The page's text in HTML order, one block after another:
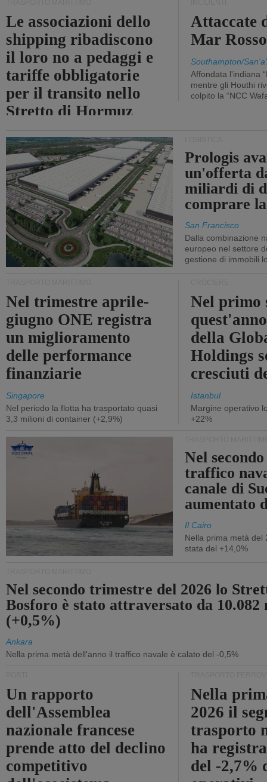
Le associazioni dello
shipping ribadiscono
il loro no a pedaggi e
tariffe obbligatorie
per il transito nello
Stretto di Hormuz
Attaccate
Mar Rosso
Southampton/
Affondata l'indiana
mentre gli Houthi
colpito la “NCC
Prologis
un'offerta
miliardi di
comprare
San Francisco
Dalla combinazione
europeo nel settore
gestione di immobili
Nel trimestre aprile-
giugno ONE registra
un miglioramento
delle performance
finanziarie
Singapore
Nel periodo la flotta ha trasportato quasi
3,3 milioni di container (+2,9%)
Nel primo
della
Holdings
cresciuti
Istanbul
Margine operativo
+22%
Nel
traffico
canale di
aumentato
Il Cairo
Nella prima metà del
stata del +14,0%
Nel secondo trimestre del 2026 lo
Bosforo è stato attraversato da 10.082
(+0,5%)
Ankara
Nella prima metà dell'anno il traffico navale è calato del -0,5%
Un rapporto
dell'Assemblea
nazionale francese
prende atto del declino
competitivo
Nella
2026 il
trasporto
ha
del -2,7%